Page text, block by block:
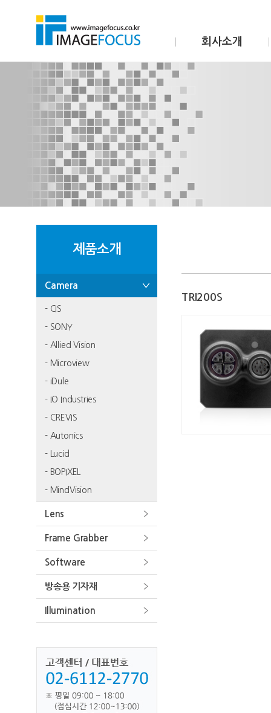
회사소개
제품소개
Camera
- CIS
- SONY
- Allied Vision
- Microview
- iDule
- IO Industries
- CREVIS
- Autonics
- Lucid
- BOPIXEL
- MindVision
Lens
Frame Grabber
Software
방송용 기자재
Illumination
TRI200S